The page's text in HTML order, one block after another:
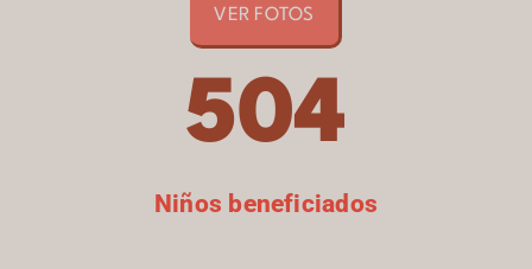
VER FOTOS
504
Niños beneficiados